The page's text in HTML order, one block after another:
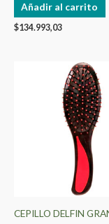
Añadir al carrito
$134.993,03
CEPILLO DELFIN